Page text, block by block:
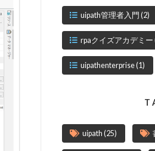
uipath管理者入門(2)
rpaクイズアカデミー
uipathenterprise(1)
uipath(25)